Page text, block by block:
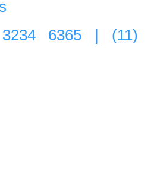
6365 | (11)